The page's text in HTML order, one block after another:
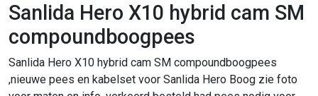
Sanlida Hero X10 hybrid cam SM
compoundboogpees
Sanlida Hero X10 hybrid cam SM compoundboogpees
,nieuwe pees en kabelset voor Sanlida Hero Boog zie foto